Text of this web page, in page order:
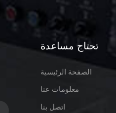
تحتاج مساعدة
الصفحة الرئيسية
معلومات عنا
اتصل بنا